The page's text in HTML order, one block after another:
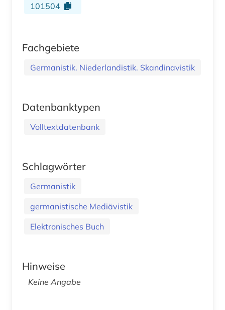
101504
Fachgebiete
Germanistik. Niederlandistik. Skandinavistik
Datenbanktypen
Volltextdatenbank
Schlagwörter
Germanistik
germanistische Mediävistik
Elektronisches Buch
Hinweise
Keine Angabe